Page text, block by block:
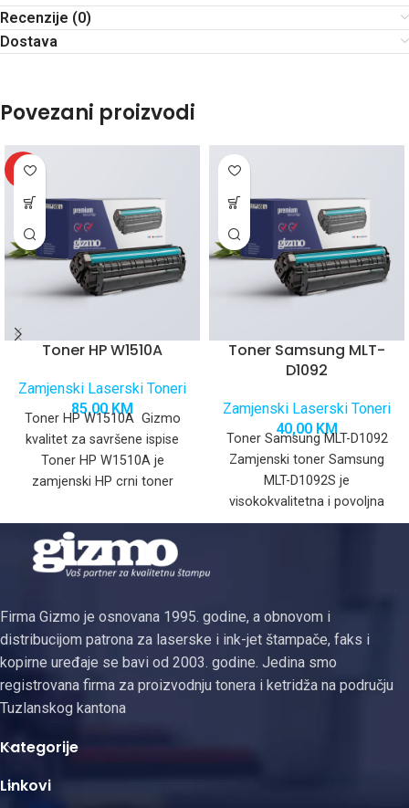
Recenzije (0)
Dostava
Povezani proizvodi
HOT
Toner HP W1510A
Zamjenski Laserski Toneri
85,00KM
Toner HP W1510A Gizmo
kvalitet za savršene ispise
Toner HP W1510A je
zamjenski HP crni toner
Toner Samsung MLT-
D1092
Zamjenski Laserski Toneri
40,00 KM
Toner Samsung MLT-D1092
Zamjenski toner Samsung
MLT-D1092S je
visokokvalitetna i povoljna
zamjena za originalni
Firma Gizmo je osnovana 1995. godine, a obnovom i
distribucijom patrona za laserske i ink-jet štampače, faks i
kopirne uređaje se bavi od 2003. godine. Jedina smo
registrovana firma za proizvodnju tonera i ketridža na području
Tuzlanskog kantona
Kategorije
Linkovi